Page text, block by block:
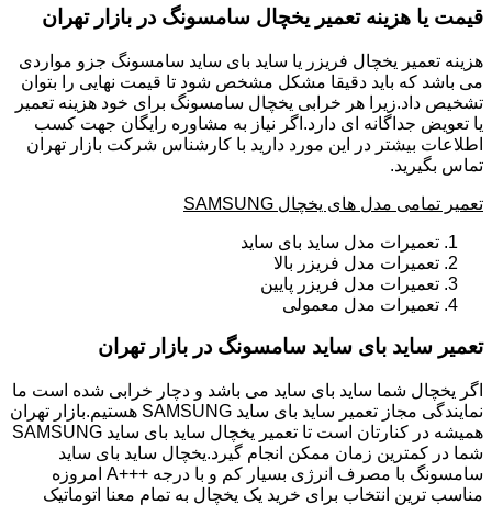
قیمت یا هزینه تعمیر یخچال سامسونگ در بازار تهران
هزینه تعمیر یخچال فریزر یا ساید بای ساید سامسونگ جزو مواردی
می باشد که باید دقیقا مشکل مشخص شود تا قیمت نهایی را بتوان
تشخیص داد.زیرا هر خرابی یخچال سامسونگ برای خود هزینه تعمیر
یا تعویض جداگانه ای دارد.اگر نیاز به مشاوره رایگان جهت کسب
اطلاعات بیشتر در این مورد دارید با کارشناس شرکت بازار تهران
تماس بگیرید.
تعمیر تمامی مدل های یخچال SAMSUNG
تعمیرات مدل ساید بای ساید
تعمیرات مدل فریزر بالا
تعمیرات مدل فریزر پایین
تعمیرات مدل معمولی
تعمیر ساید بای ساید سامسونگ در بازار تهران
اگر یخچال شما ساید بای ساید می باشد و دچار خرابی شده است ما
نمایندگی مجاز تعمیر ساید بای ساید SAMSUNG هستیم.بازار تهران
همیشه در کنارتان است تا تعمیر یخچال ساید بای ساید SAMSUNG
شما در کمترین زمان ممکن انجام گیرد.یخچال ساید بای ساید
سامسونگ با مصرف انرژی بسیار کم و با درجه +++A امروزه
مناسب ترین انتخاب برای خرید یک یخچال به تمام معنا اتوماتیک